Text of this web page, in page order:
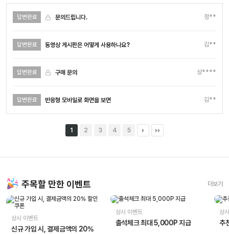
답변완료 문의드립니다. 정**
답변완료 동영상 게시판은 어떻게 사용하나요? 김**
답변완료 구매 문의 상****
답변완료 반응형 모바일로 화면을 보면 김**
1 2 3 4 5
주목할 만한 이벤트 더보기
상시 이벤트
신규 가입 시, 결제금액의 20%
상시 이벤트
출석체크 최대 5,000P 지급
상
추